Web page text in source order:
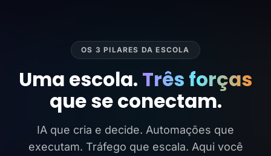
OS 3 PILARES DA ESCOLA
Uma escola. Três forças
que se conectam.
IA que cria e decide. Automações que
executam. Tráfego que escala. Aqui você